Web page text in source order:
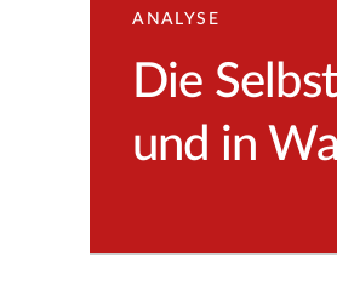
ANALYSE
Die
und in